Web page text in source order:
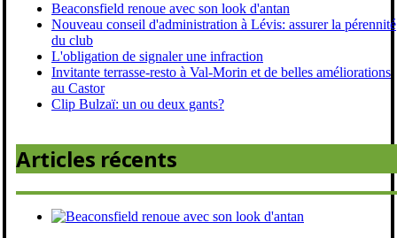
Beaconsfield renoue avec son look d'antan
Nouveau conseil d'administration à Lévis: assurer la pérennité
du club
L'obligation de signaler une infraction
Invitante terrasse-resto à Val-Morin et de belles améliorations
au Castor
Clip Bulzaï: un ou deux gants?
Articles récents